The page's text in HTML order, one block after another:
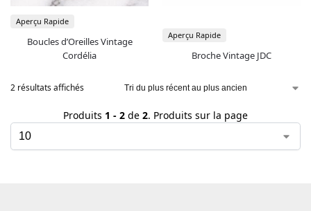
Boucles d’Oreilles Vintage
Cordélia
Aperçu Rapide
Broche Vintage JDC
Aperçu Rapide
2 résultats affichés
Produits 1 - 2 de 2. Produits sur la page